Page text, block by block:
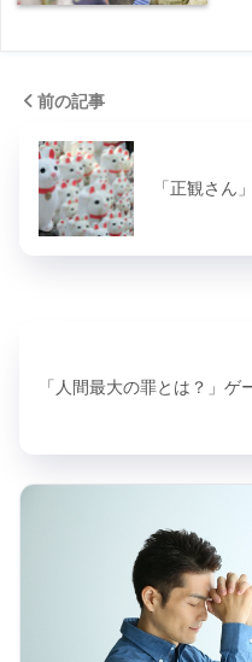
前の記事
「正観さん
「人間最大の罪とは？」ゲ